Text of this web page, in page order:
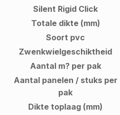
Silent Rigid Click
Totale dikte (mm)
Soort pvc
Zwenkwielgeschiktheid
Aantal m? per pak
Aantal panelen / stuks per
pak
Dikte toplaag (mm)